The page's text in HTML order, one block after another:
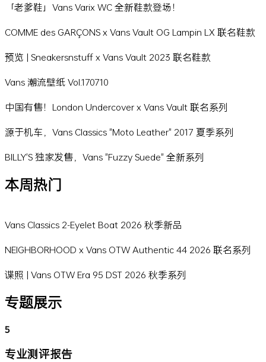
「老爹鞋」Vans Varix WC 全新鞋款登场！
COMME des GARÇONS x Vans Vault OG Lampin LX 联名鞋款
预览 | Sneakersnstuff x Vans Vault 2023 联名鞋款
Vans 潮流壁纸 Vol.170710
中国有售！London Undercover x Vans Vault 联名系列
源于机车，Vans Classics "Moto Leather" 2017 夏季系列
BILLY'S 独家发售，Vans "Fuzzy Suede" 全新系列
本周热门
Vans Classics 2-Eyelet Boat 2026 秋季新品
NEIGHBORHOOD x Vans OTW Authentic 44 2026 联名系列
谍照 | Vans OTW Era 95 DST 2026 秋季系列
专题展示
5
专业测评报告